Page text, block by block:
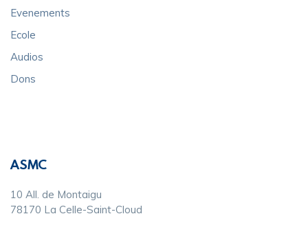
Evenements
Ecole
Audios
Dons
ASMC
10 All. de Montaigu
78170 La Celle-Saint-Cloud